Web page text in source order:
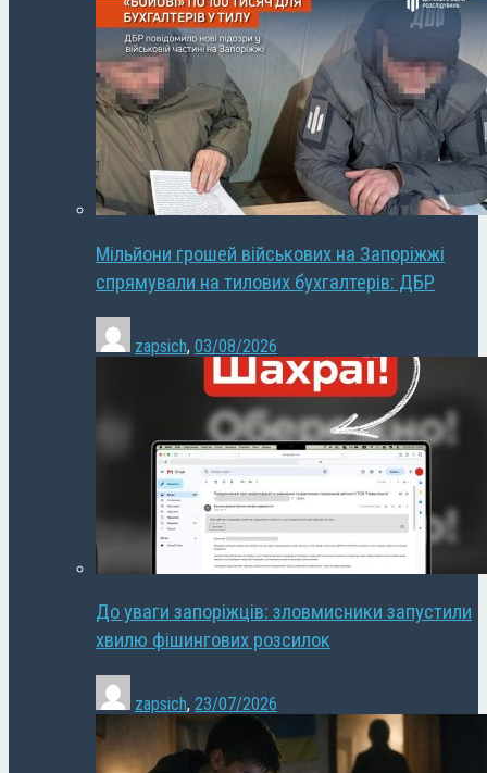
Мільйони грошей військових на Запоріжжі
спрямували на тилових бухгалтерів: ДБР
zapsich, 03/08/2026
До уваги запоріжців: зловмисники запустили
хвилю фішингових розсилок
zapsich, 23/07/2026